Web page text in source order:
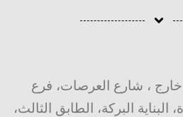
خارج ، شارع العرصات، فرع
البنایة البرکة، الطابق الثالث،